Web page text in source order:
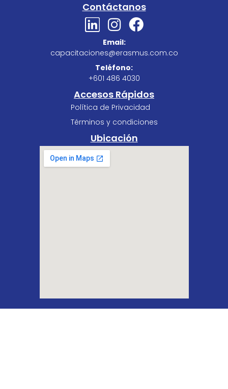
Contáctanos
L
i
n
k
e
d
i
n
I
n
s
t
a
g
r
a
m
F
a
c
b
o
o
k
Email:
capacitaciones@erasmus.com.co
Teléfono:
+601 486 4030
Accesos Rápidos
Política de Privacidad
Términos y condiciones
Ubicación